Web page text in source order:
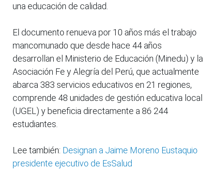
una educación de calidad.
El documento renueva por 10 años más el trabajo
mancomunado que desde hace 44 años
desarrollan el Ministerio de Educación (Minedu) y la
Asociación Fe y Alegría del Perú, que actualmente
abarca 383 servicios educativos en 21 regiones,
comprende 48 unidades de gestión educativa local
(UGEL) y beneficia directamente a 86 244
estudiantes.
Lee también: Designan a Jaime Moreno Eustaquio
presidente ejecutivo de EsSalud